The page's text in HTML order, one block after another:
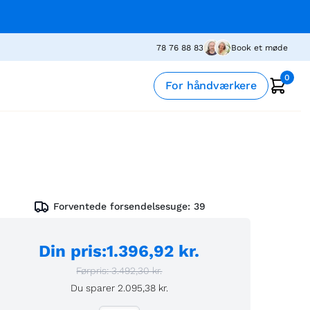
78 76 88 83 Book et møde
For håndværkere
0
Forventede forsendelsesuge: 39
Din pris:1.396,92 kr.
Førpris: 3.492,30 kr.
Du sparer 2.095,38 kr.